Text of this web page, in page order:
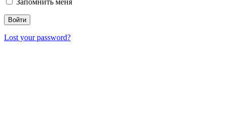
Lost your password?